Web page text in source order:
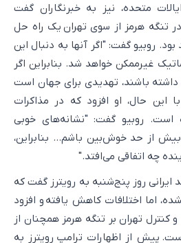
متحده، نیز به خبرنگاران گفت
تنگه هرمز از سوی تهران یک راه حل
روبیو گفت: "اگر آنها به دنبال این
غیرممکن خواهد شد. بنابراین اگر
داشته باشند، تهدیدی برای جهان است
این حال، او افزود که در مذاکرات
روبیو گفت: "نشانه‌های خوبی
از حد خوش‌بین باشم... بنابراین،
چه اتفاقی می‌افتد."
ایرانی روز پنج‌شنبه به رویترز گفت که
اما اختلافات کاهش یافته و افزود
کنترل تهران بر تنگه هرمز همچنان از
پیش از اظهارات ترامپ رویترز به